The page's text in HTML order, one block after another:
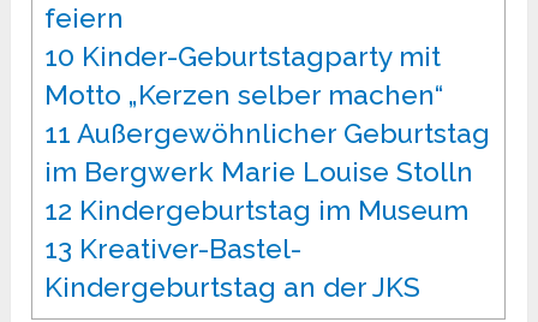
feiern
10 Kinder-Geburtstagparty mit
Motto „Kerzen selber machen“
11 Außergewöhnlicher Geburtstag
im Bergwerk Marie Louise Stolln
12 Kindergeburtstag im Museum
13 Kreativer-Bastel-
Kindergeburtstag an der JKS